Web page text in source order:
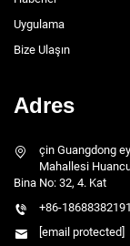
Uygulama
Bize Ulaşın
Adres
çin Guangdong
Mahallesi
Bina No: 32, 4. Kat
+86-18688382191
[email protected]